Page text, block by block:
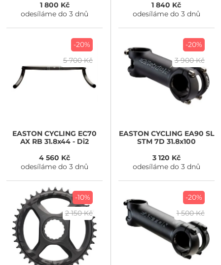
1 800 Kč
odesíláme do 3 dnů
1 840 Kč
odesíláme do 3 dnů
-20%
5 700 Kč
EASTON CYCLING EC70
AX RB 31.8x44 - Di2
4 560 Kč
odesíláme do 3 dnů
-20%
3 900 Kč
EASTON CYCLING EA90 SL
STM 7D 31.8x100
3 120 Kč
odesíláme do 3 dnů
-10%
2 150 Kč
-20%
1 500 Kč